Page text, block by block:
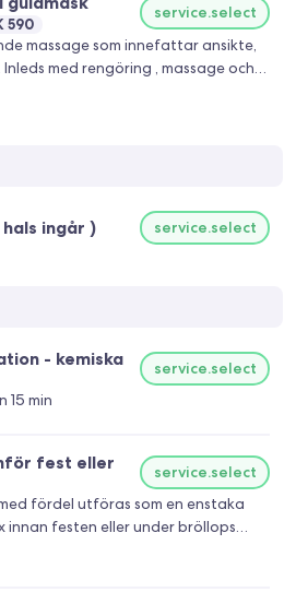
590
service.select
med rengöring , massage och
ingår ) service.select
- kemiska
service.select
15 min
fest eller
service.select
innan festen eller under bröllops